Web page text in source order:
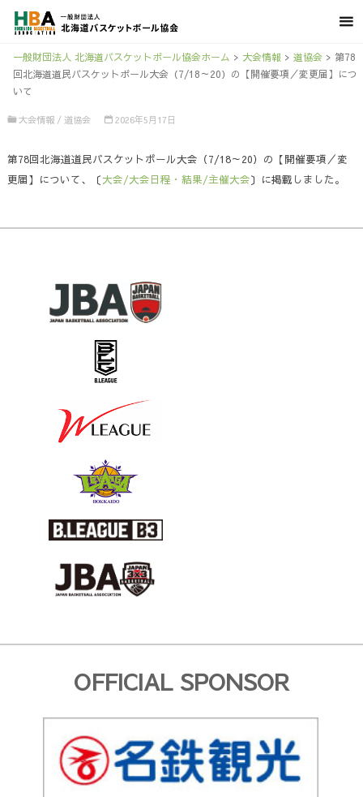
一般財団法人 北海道バスケットボール協会ホーム > 大会情報 > 道協会> 第78
回北海道道民バスケットボール大会（7/18～20）の【開催要項／変更届】につ
いて
大会情報 / 道協会 2026年5月17日
第78回北海道道民バスケットボール大会（7/18～20）の【開催要項／変
更届】について、〔大会/大会日程・結果/主催大会〕に掲載しました。
OFFICIAL SPONSOR